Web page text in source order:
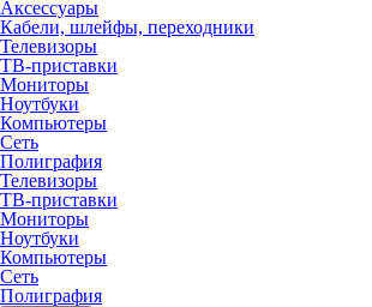
Аксессуары
Кабели, шлейфы, переходники
Телевизоры
ТВ-приставки
Мониторы
Ноутбуки
Компьютеры
Сеть
Полиграфия
Телевизоры
ТВ-приставки
Мониторы
Ноутбуки
Компьютеры
Сеть
Полиграфия